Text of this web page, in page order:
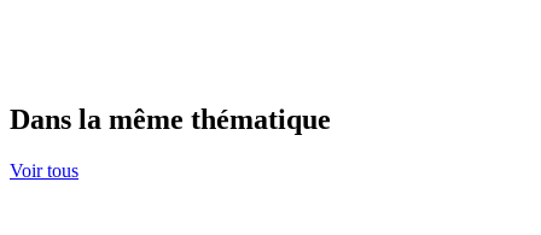
Dans la même thématique
Voir tous